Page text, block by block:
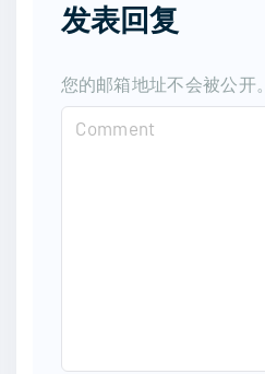
发表回复
您的邮箱地址不会被公开。